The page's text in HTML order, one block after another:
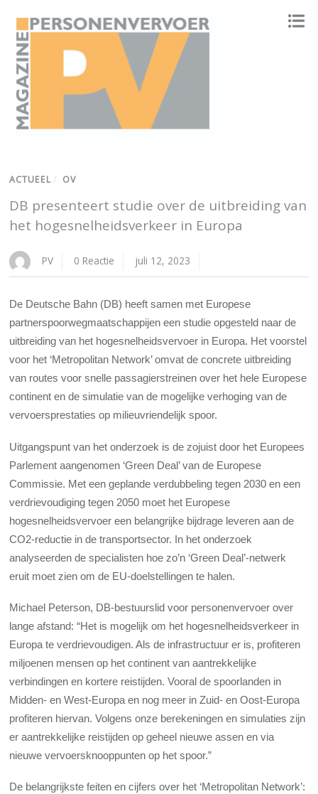
ACTUEEL / OV
DB presenteert studie over de uitbreiding van
het hogesnelheidsverkeer in Europa
PV 0 Reactie juli 12, 2023
De Deutsche Bahn (DB) heeft samen met Europese
partnerspoorwegmaatschappijen een studie opgesteld naar de
uitbreiding van het hogesnelheidsvervoer in Europa. Het voorstel
voor het ‘Metropolitan Network’ omvat de concrete uitbreiding
van routes voor snelle passagierstreinen over het hele Europese
continent en de simulatie van de mogelijke verhoging van de
vervoersprestaties op milieuvriendelijk spoor.
Uitgangspunt van het onderzoek is de zojuist door het Europees
Parlement aangenomen ‘Green Deal’ van de Europese
Commissie. Met een geplande verdubbeling tegen 2030 en een
verdrievoudiging tegen 2050 moet het Europese
hogesnelheidsvervoer een belangrijke bijdrage leveren aan de
CO2-reductie in de transportsector. In het onderzoek
analyseerden de specialisten hoe zo’n ‘Green Deal’-netwerk
eruit moet zien om de EU-doelstellingen te halen.
Michael Peterson, DB-bestuurslid voor personenvervoer over
lange afstand: “Het is mogelijk om het hogesnelheidsverkeer in
Europa te verdrievoudigen. Als de infrastructuur er is, profiteren
miljoenen mensen op het continent van aantrekkelijke
verbindingen en kortere reistijden. Vooral de spoorlanden in
Midden- en West-Europa en nog meer in Zuid- en Oost-Europa
profiteren hiervan. Volgens onze berekeningen en simulaties zijn
er aantrekkelijke reistijden op geheel nieuwe assen en via
nieuwe vervoersknooppunten op het spoor.”
De belangrijkste feiten en cijfers over het ‘Metropolitan Network’: